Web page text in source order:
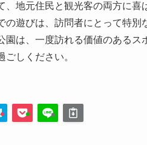
地元住民と観光客の両方に喜
遊びは、訪問者にとって特別
は、一度訪れる価値のあるス
しください。